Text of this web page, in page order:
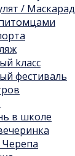
/ Маскарад
kласс
фестиваль
в школе